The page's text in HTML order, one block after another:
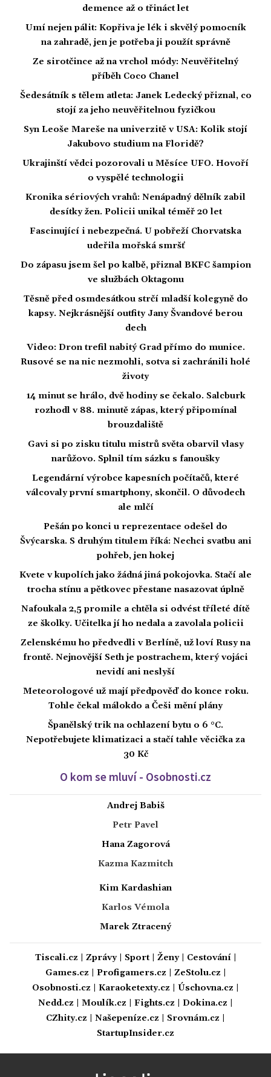
demence až o třináct let
Umí nejen pálit: Kopřiva je lék i skvělý pomocník
na zahradě, jen je potřeba ji použít správně
Ze sirotčince až na vrchol módy: Neuvěřitelný
příběh Coco Chanel
Šedesátník s tělem atleta: Janek Ledecký přiznal, co
stojí za jeho neuvěřitelnou fyzičkou
Syn Leoše Mareše na univerzitě v USA: Kolik stojí
Jakubovo studium na Floridě?
Ukrajinští vědci pozorovali u Měsíce UFO. Hovoří
o vyspělé technologii
Kronika sériových vrahů: Nenápadný dělník zabil
desítky žen. Policii unikal téměř 20 let
Fascinující i nebezpečná. U pobřeží Chorvatska
udeřila mořská smršť
Do zápasu jsem šel po kalbě, přiznal BKFC šampion
ve službách Oktagonu
Těsně před osmdesátkou strčí mladší kolegyně do
kapsy. Nejkrásnější outfity Jany Švandové berou
dech
Video: Dron trefil nabitý Grad přímo do munice.
Rusové se na nic nezmohli, sotva si zachránili holé
životy
14 minut se hrálo, dvě hodiny se čekalo. Salcburk
rozhodl v 88. minutě zápas, který připomínal
brouzdaliště
Gavi si po zisku titulu mistrů světa obarvil vlasy
narůžovo. Splnil tím sázku s fanoušky
Legendární výrobce kapesních počítačů, které
válcovaly první smartphony, skončil. O důvodech
ale mlčí
Pešán po konci u reprezentace odešel do
Švýcarska. S druhým titulem říká: Nechci svatbu ani
pohřeb, jen hokej
Kvete v kupolích jako žádná jiná pokojovka. Stačí ale
trocha stínu a pětkovec přestane nasazovat úplně
Nafoukala 2,5 promile a chtěla si odvést tříleté dítě
ze školky. Učitelka jí ho nedala a zavolala policii
Zelenskému ho předvedli v Berlíně, už loví Rusy na
frontě. Nejnovější Seth je postrachem, který vojáci
nevidí ani neslyší
Meteorologové už mají předpověď do konce roku.
Tohle čekal málokdo a Češi mění plány
Španělský trik na ochlazení bytu o 6 °C.
Nepotřebujete klimatizaci a stačí tahle věcička za
30 Kč
O kom se mluví - Osobnosti.cz
Andrej Babiš
Petr Pavel
Hana Zagorová
Kazma Kazmitch
Kim Kardashian
Karlos Vémola
Marek Ztracený
Tiscali.cz Zprávy| Sport| Ženy| Cestování|
Games.cz
Profigamers.cz ZeStolu.cz
Osobnosti.cz
Karaoketexty.cz Úschovna.cz
Nedd.cz
Moulík.cz Fights.cz Dokina.cz
CZhity.cz
Našepeníze.cz Srovnám.cz
StartupInsider.cz